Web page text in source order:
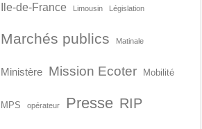
Ile-de-France Limousin Législation
Marchés publics Matinale
Ministère Mission Ecoter Mobilité
MPS opérateur Presse RIP